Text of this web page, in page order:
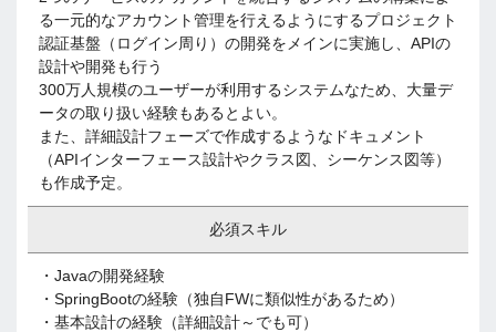
る一元的なアカウント管理を行えるようにするプロジェクト
認証基盤（ログイン周り）の開発をメインに実施し、APIの
設計や開発も行う
300万人規模のユーザーが利用するシステムなため、大量デ
ータの取り扱い経験もあるとよい。
また、詳細設計フェーズで作成するようなドキュメント
（APIインターフェース設計やクラス図、シーケンス図等）
も作成予定。
必須スキル
・Javaの開発経験
・SpringBootの経験（独自FWに類似性があるため）
・基本設計の経験（詳細設計～でも可）